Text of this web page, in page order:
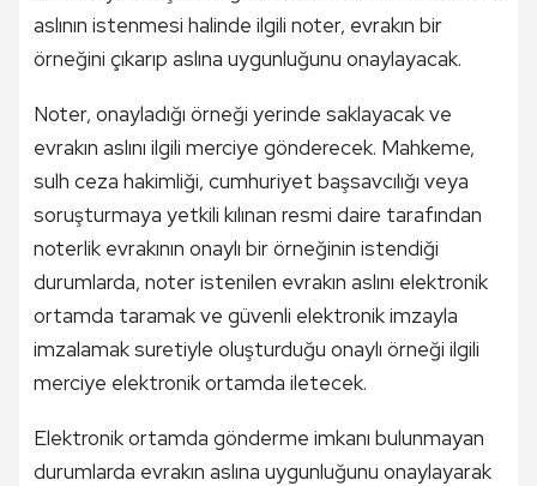
aslının istenmesi halinde ilgili noter, evrakın bir
örneğini çıkarıp aslına uygunluğunu onaylayacak.
Noter, onayladığı örneği yerinde saklayacak ve
evrakın aslını ilgili merciye gönderecek. Mahkeme,
sulh ceza hakimliği, cumhuriyet başsavcılığı veya
soruşturmaya yetkili kılınan resmi daire tarafından
noterlik evrakının onaylı bir örneğinin istendiği
durumlarda, noter istenilen evrakın aslını elektronik
ortamda taramak ve güvenli elektronik imzayla
imzalamak suretiyle oluşturduğu onaylı örneği ilgili
merciye elektronik ortamda iletecek.
Elektronik ortamda gönderme imkanı bulunmayan
durumlarda evrakın aslına uygunluğunu onaylayarak